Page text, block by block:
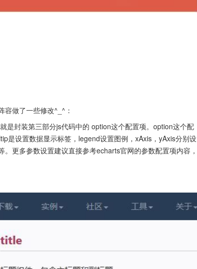
容做了一些修改^_^：
是封装第三部分js代码中的 option这个配置项。option这个配
是设置数据显示标签，legend设置图例，xAxis，yAxis分别设
更多参数设置建议直接参考echarts官网的参数配置项内容，